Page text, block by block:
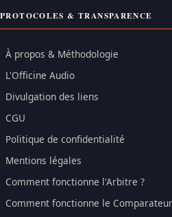
PROTOCOLES & TRANSPARENCE
À propos & Méthodologie
L'Officine Audio
Divulgation des liens
CGU
Politique de confidentialité
Mentions légales
Comment fonctionne l'Arbitre ?
Comment fonctionne le